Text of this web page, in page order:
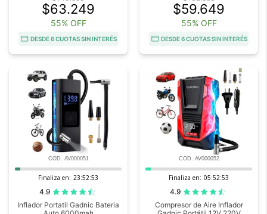
$63.249
55% OFF
DESDE 6 CUOTAS SIN INTERÉS
$59.649
55% OFF
DESDE 6 CUOTAS SIN INTERÉS
COD. AV000051
Finaliza en: 23:52:52
4.9
Inflador Portatil Gadnic Bateria
COD. AV000052
Finaliza en: 05:52:52
4.9
Compresor de Aire Inflador